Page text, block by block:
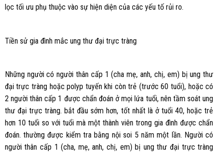
lọc tối ưu phụ thuộc vào sự hiện diện của các yếu tố rủi ro.
Tiền sử gia đình mắc ung thư đại trực tràng
Những người có người thân cấp 1 (cha mẹ, anh, chị, em) bị ung thư
đại trực tràng hoặc polyp tuyến khi còn trẻ (trước 60 tuổi), hoặc có
2 người thân cấp 1 được chẩn đoán ở mọi lứa tuổi, nên tầm soát ung
thư đại trực tràng. bắt đầu sớm hơn, tốt nhất là ở tuổi 40, hoặc trẻ
hơn 10 tuổi so với tuổi mà một thành viên trong gia đình được chẩn
đoán. thường được kiểm tra bằng nội soi 5 năm một lần. Người có
người thân cấp 1 (cha, mẹ, anh, chị, em) bị ung thư đại trực tràng